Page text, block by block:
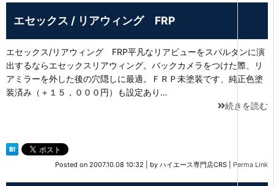
エセックス / リアウィング FRP
エセックス/リアウィング FRP平凡なリアビューをスパルタンに演
出するならエセックスリアウィング。バックカメラをつけた際、リ
アミラーを外した後の穴隠しに最適。ＦＲＰ未塗装です、純正色塗
装済み（＋１５，０００円）も設定あり…
続きを読む
Posted on 2007.10.08 10:32 by ハイエース専門店CRS Perma Link